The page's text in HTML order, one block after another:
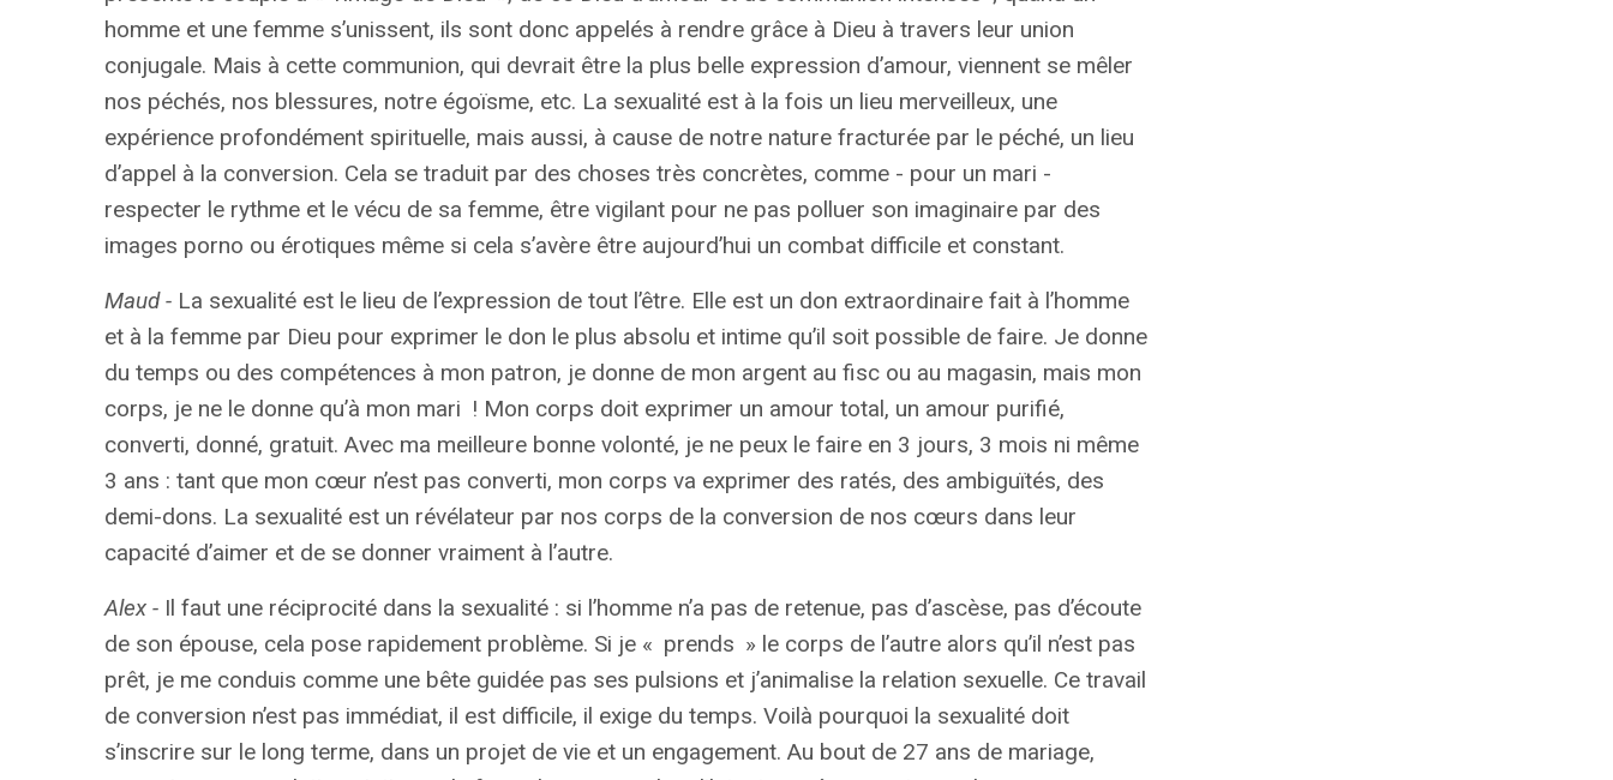
homme et une femme s’unissent, ils sont donc appelés à rendre grâce à Dieu à travers leur union
conjugale. Mais à cette communion, qui devrait être la plus belle expression d’amour, viennent se mêler
nos péchés, nos blessures, notre égoïsme, etc. La sexualité est à la fois un lieu merveilleux, une
expérience profondément spirituelle, mais aussi, à cause de notre nature fracturée par le péché, un lieu
d’appel à la conversion. Cela se traduit par des choses très concrètes, comme - pour un mari -
respecter le rythme et le vécu de sa femme, être vigilant pour ne pas polluer son imaginaire par des
images porno ou érotiques même si cela s’avère être aujourd’hui un combat difficile et constant.
Maud -La sexualité est le lieu de l’expression de tout l’être. Elle est un don extraordinaire fait à l’homme
et à la femme par Dieu pour exprimer le don le plus absolu et intime qu’il soit possible de faire. Je donne
du temps ou des compétences à mon patron, je donne de mon argent au fisc ou au magasin, mais mon
corps, je ne le donne qu’à mon mari ! Mon corps doit exprimer un amour total, un amour purifié,
converti, donné, gratuit. Avec ma meilleure bonne volonté, je ne peux le faire en 3 jours, 3 mois ni même
3 ans : tant que mon cœur n’est pas converti, mon corps va exprimer des ratés, des ambiguïtés, des
demi-dons. La sexualité est un révélateur par nos corps de la conversion de nos cœurs dans leur
capacité d’aimer et de se donner vraiment à l’autre.
Alex -Il faut une réciprocité dans la sexualité : si l’homme n’a pas de retenue, pas d’ascèse, pas d’écoute
de son épouse, cela pose rapidement problème. Si je « prends » le corps de l’autre alors qu’il n’est pas
prêt, je me conduis comme une bête guidée pas ses pulsions et j’animalise la relation sexuelle. Ce travail
de conversion n’est pas immédiat, il est difficile, il exige du temps. Voilà pourquoi la sexualité doit
s’inscrire sur le long terme, dans un projet de vie et un engagement. Au bout de 27 ans de mariage,